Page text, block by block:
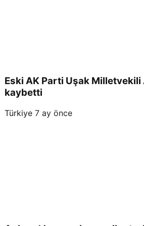
Eski AK Parti Uşak Milletvekili
kaybetti
Türkiye 7 ay önce